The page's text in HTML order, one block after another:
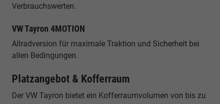
Verbrauchswerten.
VW Tayron 4MOTION
Allradversion für maximale Traktion und Sicherheit bei
allen Bedingungen.
Platzangebot & Kofferraum
Der VW Tayron bietet ein Kofferraumvolumen von bis zu